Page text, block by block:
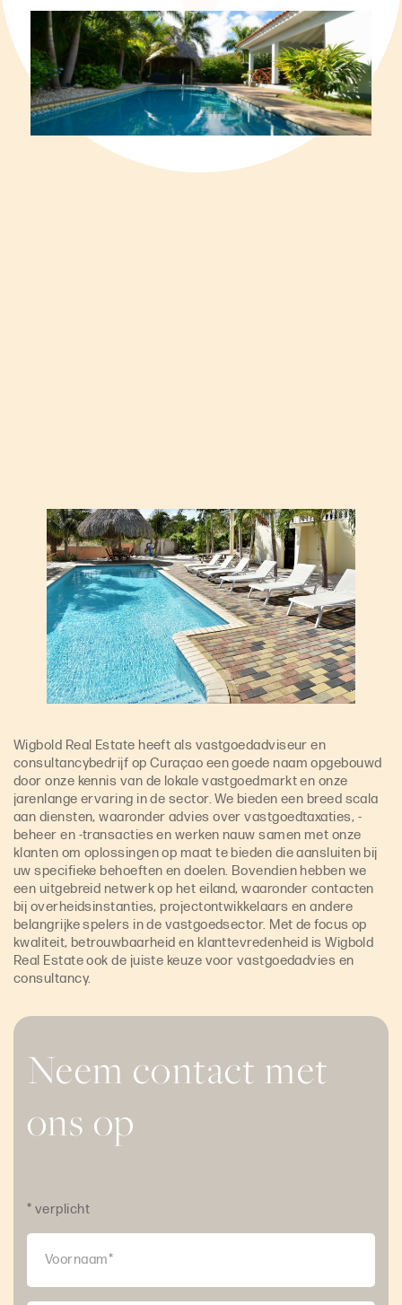
Wigbold Real Estate heeft als vastgoedadviseur en
consultancybedrijf op Curaçao een goede naam opgebouwd
door onze kennis van de lokale vastgoedmarkt en onze
jarenlange ervaring in de sector. We bieden een breed scala
aan diensten, waaronder advies over vastgoedtaxaties, -
beheer en -transacties en werken nauw samen met onze
klanten om oplossingen op maat te bieden die aansluiten bij
uw specifieke behoeften en doelen. Bovendien hebben we
een uitgebreid netwerk op het eiland, waaronder contacten
bij overheidsinstanties, projectontwikkelaars en andere
belangrijke spelers in de vastgoedsector. Met de focus op
kwaliteit, betrouwbaarheid en klanttevredenheid is Wigbold
Real Estate ook de juiste keuze voor vastgoedadvies en
consultancy.
Neem contact met
ons op
* verplicht
Voornaam*